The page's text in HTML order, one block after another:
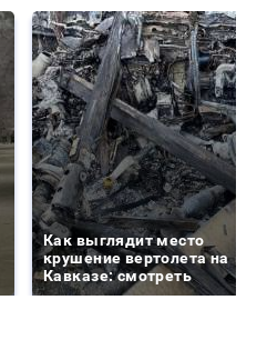
Как выглядит место
крушение вертолета на
Кавказе: смотреть